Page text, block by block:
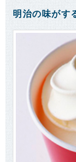
明治の味がす